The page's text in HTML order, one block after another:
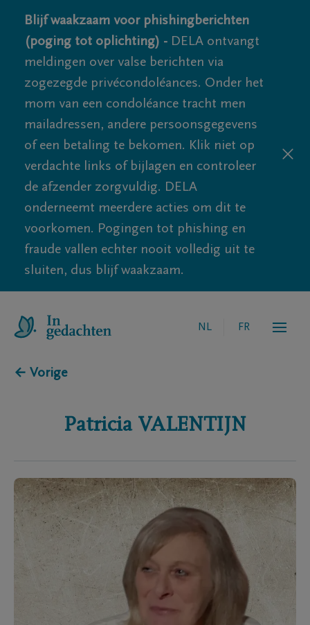
Blijf waakzaam voor phishingberichten
(poging tot oplichting) - DELA ontvangt
meldingen over valse berichten via
zogezegde privécondoléances. Onder het
mom van een condoléance tracht men
mailadressen, andere persoonsgegevens
of een betaling te bekomen. Klik niet op
verdachte links of bijlagen en controleer
de afzender zorgvuldig. DELA
onderneemt meerdere acties om dit te
voorkomen. Pogingen tot phishing en
fraude vallen echter nooit volledig uit te
sluiten, dus blijf waakzaam.
NL FR
← Vorige
Patricia VALENTIJN